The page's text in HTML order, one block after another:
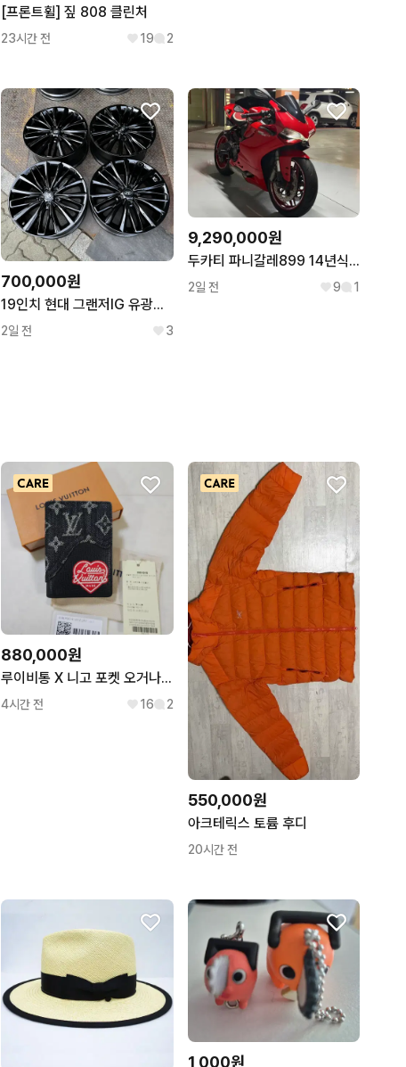
[프론트휠] 짚 808 클린처
23시간 전 19 2
700,000원
19인치 현대 그랜저IG 유광블랙 순정휠 1대분
2일 전 3
9,290,000원
두카티 파니갈레899 14년식 올 경정비 완료 차량 판매합니다
2일 전 9 1
880,000원
루이비통 X 니고 포켓 오거나이저 카드지갑 M81015
4시간 전 16 2
550,000원
아크테릭스 토륨 후디
20시간 전
1,000원